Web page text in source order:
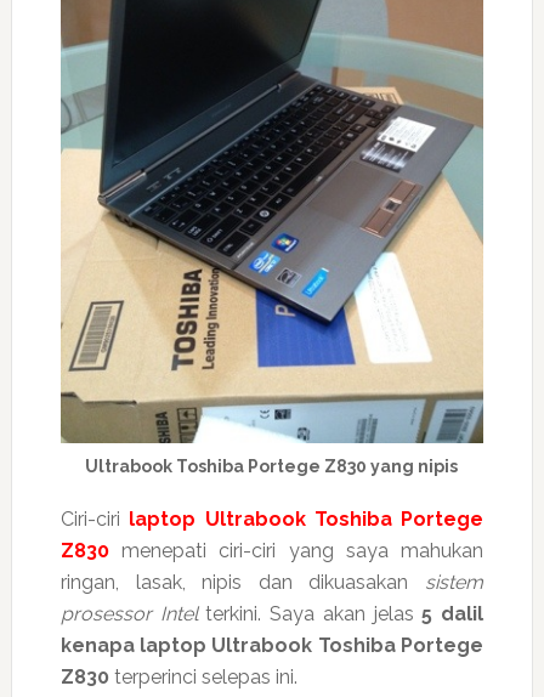
Ultrabook Toshiba Portege Z830 yang nipis
Ciri-ciri laptop Ultrabook Toshiba Portege
Z830menepati ciri-ciri yang saya mahukan
ringan, lasak, nipis dan dikuasakan sistem
prosessor Intelterkini. Saya akan jelas5 dalil
kenapa laptop Ultrabook Toshiba Portege
Z830 terperinci selepas ini.